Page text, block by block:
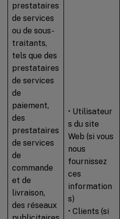
prestataires
de services
ou de sous-
traitants,
tels que des
prestataires
de services
de
paiement,
des
prestataires
de services
de
commande
et de
livraison,
des réseaux
• Utilisateur
s du site
Web (si vous
nous
fournissez
ces
information
s)
• Clients (si